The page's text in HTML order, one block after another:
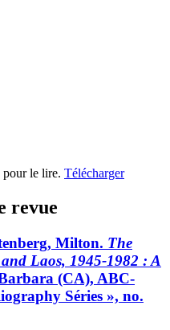
pour le lire. Télécharger
revue
Milton. The
Laos, 1945-1982 : A
(CA), ABC-
Séries », no.